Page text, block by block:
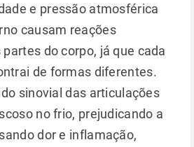
e pressão atmosférica
causam reações
do corpo, já que cada
de formas diferentes.
sinovial das articulações
no frio, prejudicando a
dor e inflamação,